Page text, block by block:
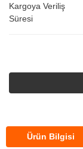
Kargoya Veriliş
Süresi
Ürün Bilgisi